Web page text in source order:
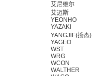
艾尼维尔
艾迈斯
YEONHO
YAZAKI
YANGJIE(扬杰)
YAGEO
WST
WRG
WCON
WALTHER